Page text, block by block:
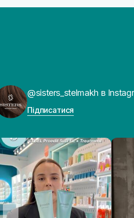
@sisters_stelmakh в
Підписатися